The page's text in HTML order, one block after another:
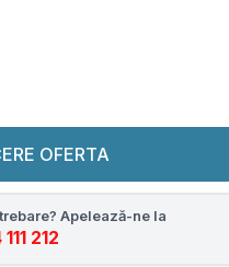
OFERTA
Apelează-ne la
212